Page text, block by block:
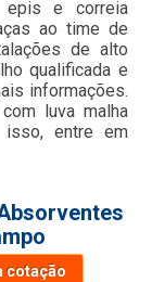
epis e correia
ao time de
de alto
qualificada e
informações.
luva malha
isso, entre em
cotação